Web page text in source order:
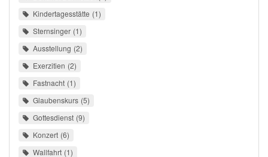
Kindertagesstätte 1
Sternsinger 1
Ausstellung 2
Exerzitien 2
Fastnacht 1
Glaubenskurs 5
Gottesdienst 9
Konzert 6
Wallfahrt 1